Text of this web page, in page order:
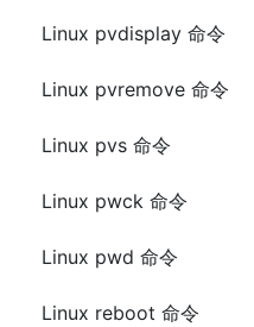
Linux pvdisplay 命令
Linux pvremove 命令
Linux pvs 命令
Linux pwck 命令
Linux pwd 命令
Linux reboot 命令